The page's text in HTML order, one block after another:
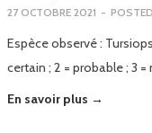
27 OCTOBRE 2021 -
Espèce observé :
certain ; 2 = probable ; 3
En savoir plus →